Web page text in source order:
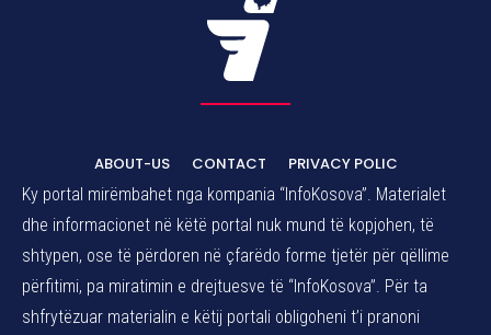
ABOUT-US CONTACT
PRIVACY POLIC
Ky portal mirëmbahet nga kompania “InfoKosova”. Materialet
dhe informacionet në këtë portal nuk mund të kopjohen, të
shtypen, ose të përdoren në çfarëdo forme tjetër për qëllime
përfitimi, pa miratimin e drejtuesve të “InfoKosova”. Për ta
shfrytëzuar materialin e këtij portali obligoheni t’i pranoni